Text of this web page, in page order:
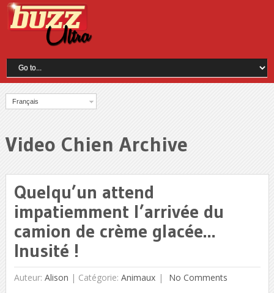
Français
Video Chien Archive
Quelqu’un attend
impatiemment l’arrivée du
camion de crème glacée…
Inusité !
Auteur: Alison | Catégorie: Animaux No Comments